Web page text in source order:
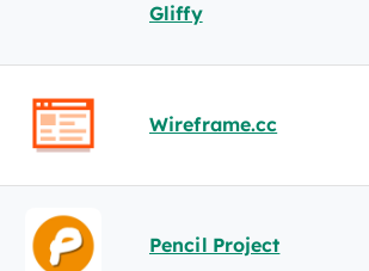
Gliffy
Wireframe.cc
Pencil Project